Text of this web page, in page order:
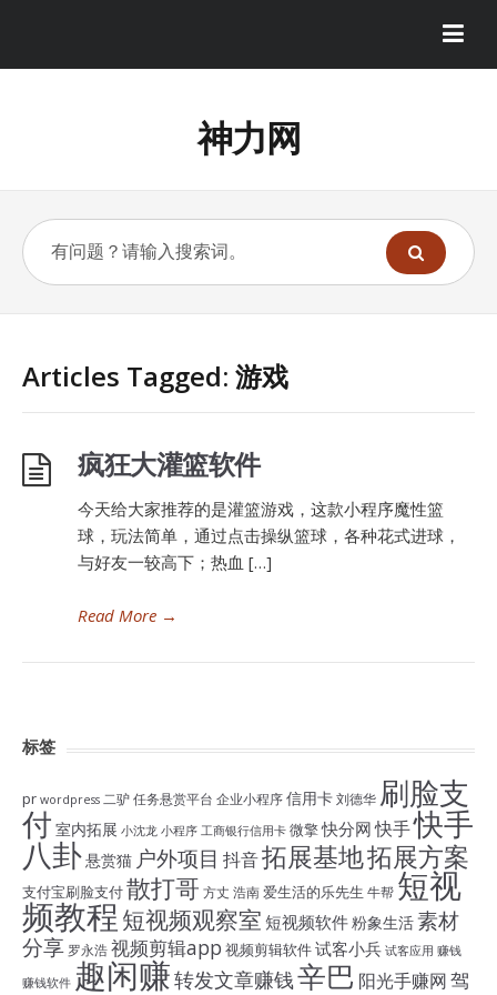
神力网
Articles Tagged: 游戏
疯狂大灌篮软件
今天给大家推荐的是灌篮游戏，这款小程序魔性篮
球，玩法简单，通过点击操纵篮球，各种花式进球，
与好友一较高下；热血 […]
Read More →
标签
pr wordpress 二驴任务悬赏平台 企业小程序信用卡刘德华 刷脸支
付 室内拓展 小沈龙 小程序 工商银行信用卡 微擎快分网 快手快手
八卦悬赏猫 户外项目 抖音拓展基地拓展方案
支付宝刷脸支付散打哥 方丈 浩南爱生活的乐先生 牛帮 短视
频教程 短视频观察室 短视频软件粉象生活素材
分享 罗永浩视频剪辑app 视频剪辑软件试客小兵 试客应用 赚钱
赚钱软件 趣闲赚转发文章赚钱辛巴 阳光手赚网驾